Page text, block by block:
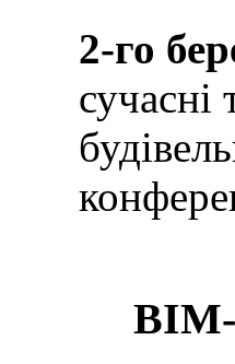
2-го
сучасні
BIM-